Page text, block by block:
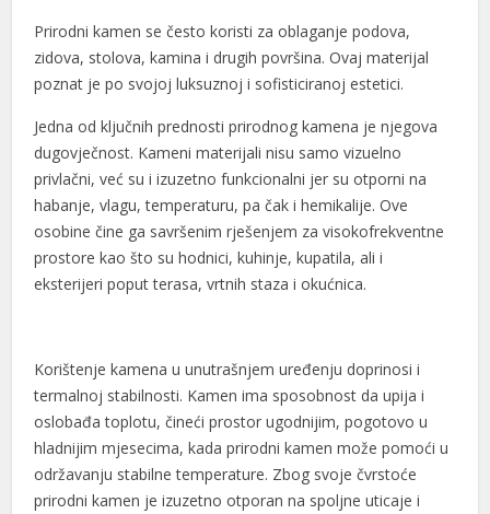
Prirodni kamen se često koristi za oblaganje podova,
zidova, stolova, kamina i drugih površina. Ovaj materijal
poznat je po svojoj luksuznoj i sofisticiranoj estetici.
Jedna od ključnih prednosti prirodnog kamena je njegova
dugovječnost. Kameni materijali nisu samo vizuelno
privlačni, već su i izuzetno funkcionalni jer su otporni na
habanje, vlagu, temperaturu, pa čak i hemikalije. Ove
osobine čine ga savršenim rješenjem za visokofrekventne
prostore kao što su hodnici, kuhinje, kupatila, ali i
eksterijeri poput terasa, vrtnih staza i okućnica.
Korištenje kamena u unutrašnjem uređenju doprinosi i
termalnoj stabilnosti. Kamen ima sposobnost da upija i
oslobađa toplotu, čineći prostor ugodnijim, pogotovo u
hladnijim mjesecima, kada prirodni kamen može pomoći u
održavanju stabilne temperature. Zbog svoje čvrstoće
prirodni kamen je izuzetno otporan na spoljne uticaje i